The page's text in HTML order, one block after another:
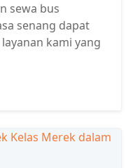
sewa bus
senang dapat
kami yang